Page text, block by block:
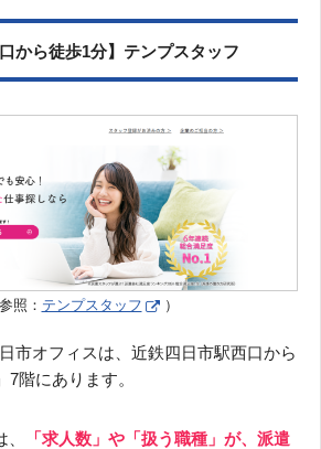
から徒歩1分】テンプスタッフ
照： テンプスタッフ ）
市オフィスは、近鉄四日市駅西口から
階にあります。
、
「求人数」や「扱う職種」が、派遣